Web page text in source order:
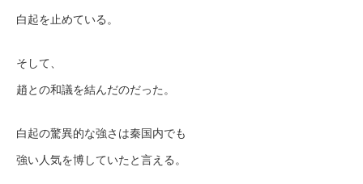
白起を止めている。
そして、
趙との和議を結んだのだった。
白起の驚異的な強さは秦国内でも
強い人気を博していたと言える。